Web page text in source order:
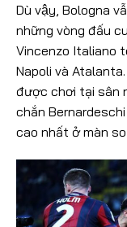
Dù vậy, Bologna
những vòng đấu
Vincenzo Italiano
Napoli và
được chơi tại sân
chắn
cao nhất ở màn